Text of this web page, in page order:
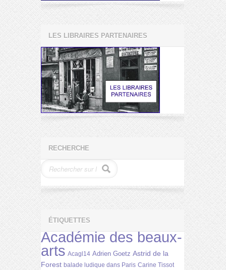
LES LIBRAIRES PARTENAIRES
RECHERCHE
ÉTIQUETTES
Académie des beaux-
arts Acagl14 Adrien Goetz Astrid de la
Forest balade ludique dans Paris Carine Tissot